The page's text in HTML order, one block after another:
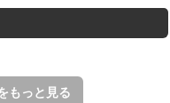
もっと見る